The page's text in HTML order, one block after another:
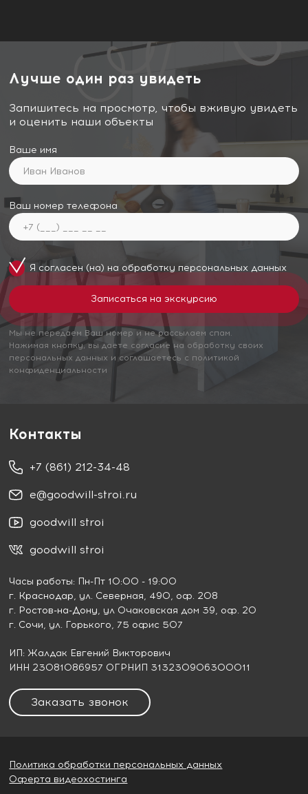
Лучше один раз увидеть
Запишитесь на просмотр, чтобы вживую увидеть
и оценить наши объекты
Ваше имя
Ваш номер телефона
Я согласен (на) на обработку персональных данных
Мы не передаем Ваш номер и не рассылаем спам.
Нажимая кнопку, вы даете согласие на обработку своих
персональных данных и соглашаетесь с политикой
конфиденциальности
Контакты
+7 (861) 212-34-48
e@goodwill-stroi.ru
goodwill stroi
goodwill stroi
Часы работы: Пн-Пт 10:00 - 19:00
г. Краснодар, ул. Северная, 490, оф. 208
г. Ростов-на-Дону, ул Очаковская дом 39, оф. 20
г. Сочи, ул. Горького, 75 офис 507
ИП: Жалдак Евгений Викторович
ИНН 23081086957 ОГРНИП 313230906300011
Заказать звонок
Политика обработки персональных данных
Оферта видеохостинга